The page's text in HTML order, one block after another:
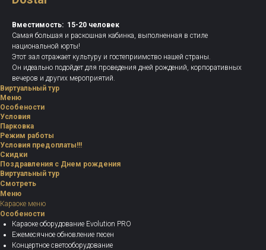
Вместимость: 15-20 человек
Самая большая и раскошная кабинка, выполненная в стиле
национальной юрты!
Этот зал отражает культуру и гостеприимство нашей страны.
Он идеально подойдет для проведения дней рождений, корпоративных
вечеров и других мероприятий.
Виртуальный тур
Меню
Особености
Условия
Парковка
Режим работы
Условия предоплаты!!!
Скидки
Поздравления с Днем рождения
Виртуальный тур
Смотреть
Меню
Караоке меню
Особености
Караоке оборудование Evolution PRO
Ежемесячное обновление песен
Концертное светооборудование